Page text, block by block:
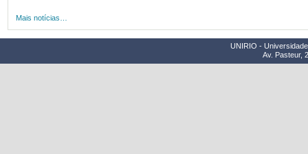
Mais notícias…
UNIRIO -
Av. Pasteur,